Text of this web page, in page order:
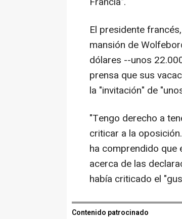
El presidente
mansión de
dólares --unos
prensa que sus
la "invitación" de
"Tengo derecho a
criticar a la
ha comprendido que
acerca de las
había criticado el
Contenido patrocinado